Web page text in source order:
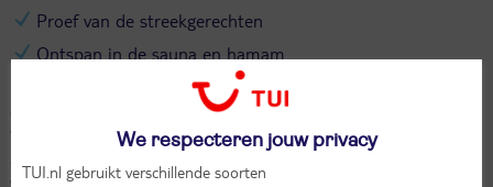
Proef van de streekgerechten
Ontspan in de sauna en hamam
Hoog tussen de wijngaarden van de Elzas, met het prachtige
Château du Haut-Koenigsbourg bijna binnen handbereik, ligt hotel
Val-Vignes Haut-Koenigsbourg, The Originals Relais. Zodra je
wijnranken, het dorp Saint-Hippolyte en de uitgestrekte Elzas. In
We respecteren jouw privacy
TUI.nl gebruikt verschillende soorten